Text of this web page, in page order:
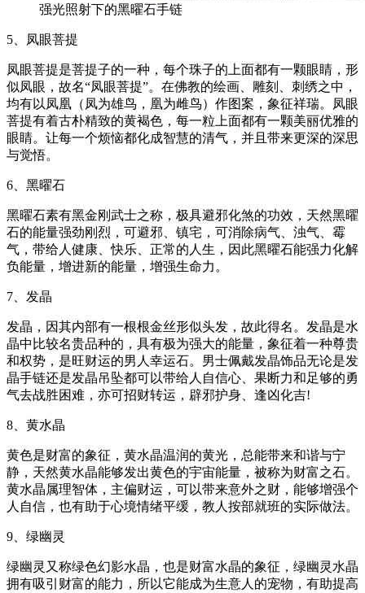
强光照射下的黑曜石手链
5、凤眼菩提
凤眼菩提是菩提子的一种，每个珠子的上面都有一颗眼睛，形
似凤眼，故名“凤眼菩提”。在佛教的绘画、雕刻、刺绣之中，
均有以凤凰（凤为雄鸟，凰为雌鸟）作图案，象征祥瑞。凤眼
菩提有着古朴精致的黄褐色，每一粒上面都有一颗美丽优雅的
眼睛。让每一个烦恼都化成智慧的清气，并且带来更深的深思
与觉悟。
6、黑曜石
黑曜石素有黑金刚武士之称，极具避邪化煞的功效，天然黑曜
石的能量强劲刚烈，可避邪、镇宅，可消除病气、浊气、霉
气，带给人健康、快乐、正常的人生，因此黑曜石能强力化解
负能量，增进新的能量，增强生命力。
7、发晶
发晶，因其内部有一根根金丝形似头发，故此得名。发晶是水
晶中比较名贵品种的，具有极为强大的能量，象征着一种尊贵
和权势，是旺财运的男人幸运石。男士佩戴发晶饰品无论是发
晶手链还是发晶吊坠都可以带给人自信心、果断力和足够的勇
气去战胜困难，亦可招财转运，辟邪护身、逢凶化吉!
8、黄水晶
黄色是财富的象征，黄水晶温润的黄光，总能带来和谐与宁
静，天然黄水晶能够发出黄色的宇宙能量，被称为财富之石。
黄水晶属理智体，主偏财运，可以带来意外之财，能够增强个
人自信，也有助于心境情绪平缓，教人按部就班的实际做法。
9、绿幽灵
绿幽灵又称绿色幻影水晶，也是财富水晶的象征，绿幽灵水晶
拥有吸引财富的能力，所以它能成为生意人的宠物，有助提高